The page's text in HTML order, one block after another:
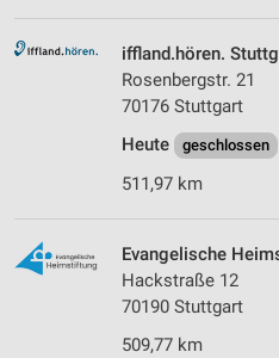
iffland.hören.
Rosenbergstr. 21
70176 Stuttgart
Heute
geschlossen
511,97 km
Evangelische
Hackstraße 12
70190 Stuttgart
509,77 km